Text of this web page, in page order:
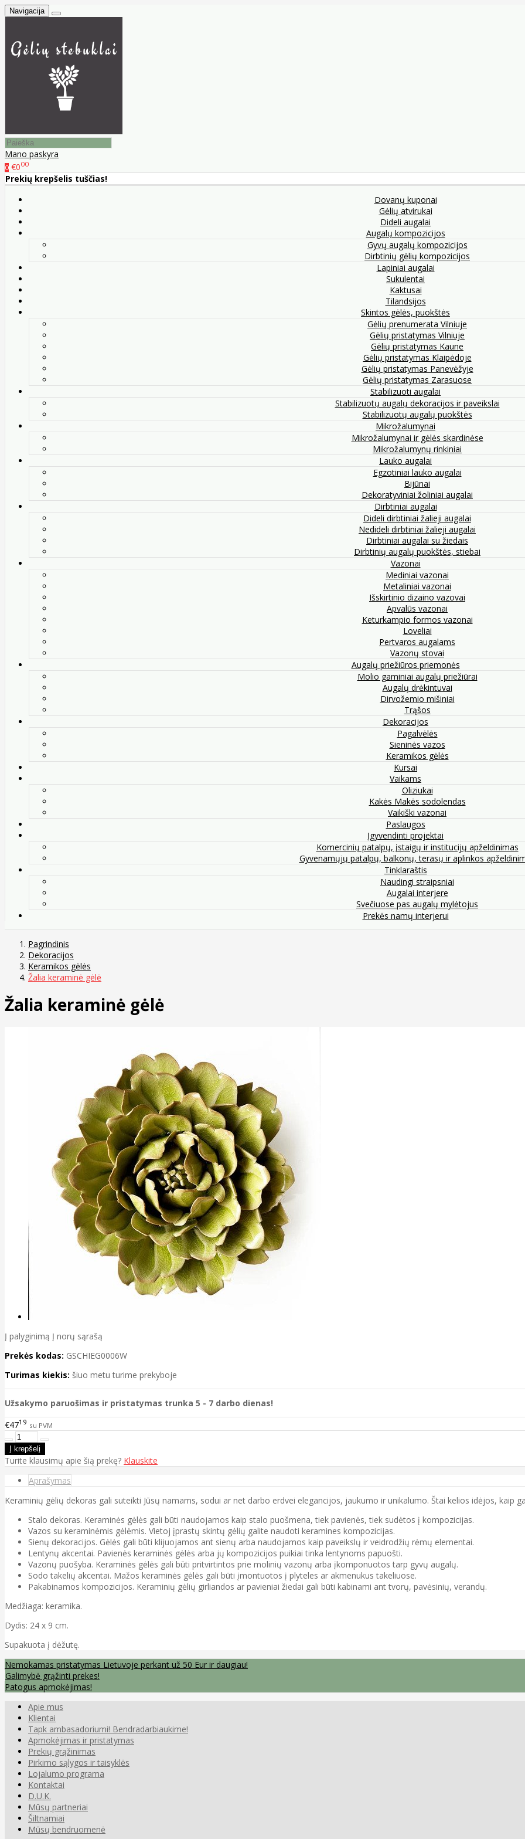
Navigacija
Mano paskyra
0 €000
Prekių krepšelis tuščias!
Dovanų kuponai
Gėlių atvirukai
Dideli augalai
Augalų kompozicijos
Gyvų augalų kompozicijos
Dirbtinių gėlių kompozicijos
Lapiniai augalai
Sukulentai
Kaktusai
Tilandsijos
Skintos gėlės, puokštės
Gėlių prenumerata Vilniuje
Gėlių pristatymas Vilniuje
Gėlių pristatymas Kaune
Gėlių pristatymas Klaipėdoje
Gėlių pristatymas Panevėžyje
Gėlių pristatymas Zarasuose
Stabilizuoti augalai
Stabilizuotų augalų dekoracijos ir paveikslai
Stabilizuotų augalų puokštės
Mikrožalumynai
Mikrožalumynai ir gėlės skardinėse
Mikrožalumynų rinkiniai
Lauko augalai
Egzotiniai lauko augalai
Bijūnai
Dekoratyviniai žoliniai augalai
Dirbtiniai augalai
Dideli dirbtiniai žalieji augalai
Nedideli dirbtiniai žalieji augalai
Dirbtiniai augalai su žiedais
Dirbtinių augalų puokštės, stiebai
Vazonai
Mediniai vazonai
Metaliniai vazonai
Išskirtinio dizaino vazovai
Apvalūs vazonai
Keturkampio formos vazonai
Loveliai
Pertvaros augalams
Vazonų stovai
Augalų priežiūros priemonės
Molio gaminiai augalų priežiūrai
Augalų drėkintuvai
Dirvožemio mišiniai
Trąšos
Dekoracijos
Pagalvėlės
Sieninės vazos
Keramikos gėlės
Kursai
Vaikams
Oliziukai
Kakės Makės sodolendas
Vaikiški vazonai
Paslaugos
Įgyvendinti projektai
Komercinių patalpų, įstaigų ir institucijų apželdinimas
Gyvenamųjų patalpų, balkonų, terasų ir aplinkos
Tinklaraštis
Naudingi straipsniai
Augalai interjere
Svečiuose pas augalų mylėtojus
Prekės namų interjerui
Pagrindinis
Dekoracijos
Keramikos gėlės
Žalia keraminė gėlė
Žalia keraminė gėlė
Į palyginimą Į norų sąrašą
Prekės kodas: GSCHIEG0006W
Turimas kiekis: šiuo metu turime prekyboje
Užsakymo paruošimas ir pristatymas trunka 5 - 7 darbo dienas!
€4719 su PVM
Turite klausimų apie šią prekę? Klauskite
Aprašymas
Keraminių gėlių dekoras gali suteikti Jūsų namams, sodui ar net darbo erdvei elegancijos, jaukumo ir unikalumo. Štai kelios idėjos, kaip
Stalo dekoras. Keraminės gėlės gali būti naudojamos kaip stalo puošmena, tiek pavienės, tiek sudėtos į kompozicijas.
Vazos su keraminėmis gėlėmis. Vietoj įprastų skintų gėlių galite naudoti keramines kompozicijas.
Sienų dekoracijos. Gėlės gali būti klijuojamos ant sienų arba naudojamos kaip paveikslų ir veidrodžių rėmų elementai.
Lentynų akcentai. Pavienės keraminės gėlės arba jų kompozicijos puikiai tinka lentynoms papuošti.
Vazonų puošyba. Keraminės gėlės gali būti pritvirtintos prie molinių vazonų arba įkomponuotos tarp gyvų augalų.
Sodo takelių akcentai. Mažos keraminės gėlės gali būti įmontuotos į plyteles ar akmenukus takeliuose.
Pakabinamos kompozicijos. Keraminių gėlių girliandos ar pavieniai žiedai gali būti kabinami ant tvorų, pavėsinių, verandų.
Medžiaga: keramika.
Dydis: 24 x 9 cm.
Supakuota į dėžutę.
Nemokamas pristatymas Lietuvoje perkant už 50 Eur ir daugiau!
Galimybė grąžinti prekes!
Patogus apmokėjimas!
Apie mus
Klientai
Tapk ambasadoriumi! Bendradarbiaukime!
Apmokėjimas ir pristatymas
Prekių grąžinimas
Pirkimo sąlygos ir taisyklės
Lojalumo programa
Kontaktai
D.U.K.
Mūsų partneriai
Šiltnamiai
Mūsų bendruomenė